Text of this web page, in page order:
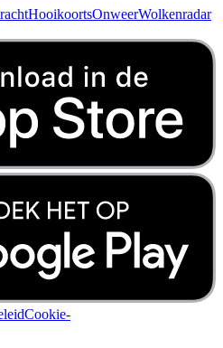
HooikoortsOnweerWolkenradar
Cookie-